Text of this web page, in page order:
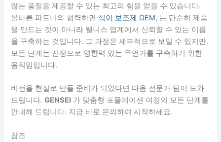
않는 품질을 제공할 수 있는 최고의 힘을 얻을 수 있습니다.
올바른 파트너와 협력하면 식이 보조제 OEM, 는 단순히 제품
을 만드는 것이 아니라 웰니스 업계에서 신뢰할 수 있는 이름
을 구축하는 것입니다. 그 과정은 세부적으로 보일 수 있지만,
모든 단계는 진정으로 영향력 있는 무언가를 구축하기 위한
움직임입니다.
비전을 현실로 만들 준비가 되었다면 다음 전문가 팀이 도와
드립니다.GENSEI 가 맞춤형 포뮬레이션 여정의 모든 단계를
안내해 드립니다. 지금 바로 문의하여 시작하세요.
참조